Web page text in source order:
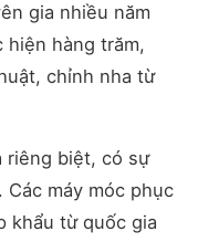
gia nhiều năm
hiện hàng trăm,
chỉnh nha từ
riêng biệt, có sự
máy móc phục
khẩu từ quốc gia